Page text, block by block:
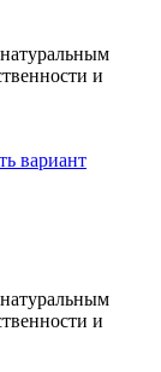
и
вариант
и